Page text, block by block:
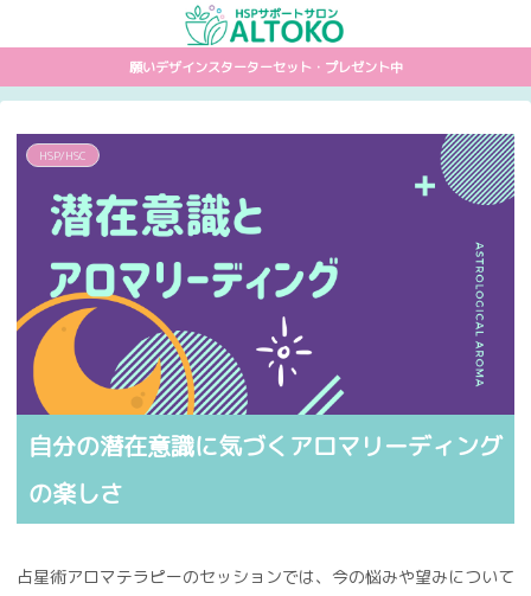
願いデザインスターターセット・プレゼント中
自分の潜在意識に気づくアロマリーディング
の楽しさ
HSP/HSC
占星術アロマテラピーのセッションでは、今の悩みや望みについて